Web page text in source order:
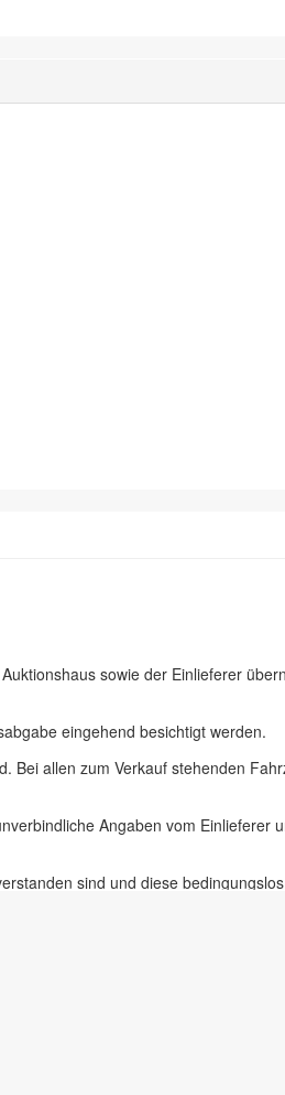
sowie der Einlieferer
eingehend besichtigt werden.
Bei allen zum Verkauf stehenden
Angaben vom Einlieferer
sind und diese
Vorgebebote abzugeben und die